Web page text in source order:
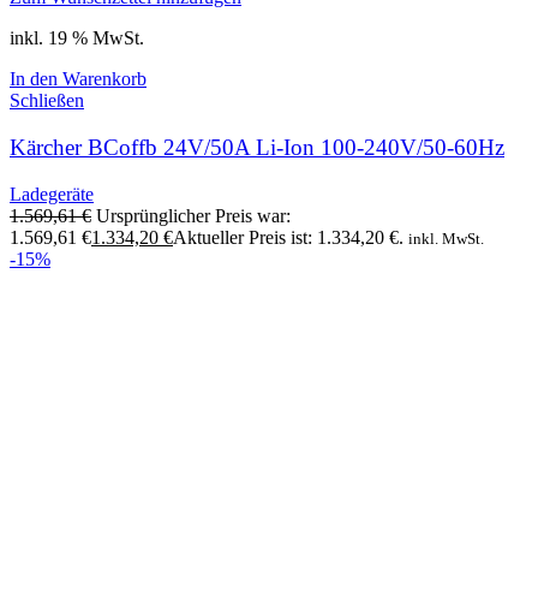
inkl. 19 % MwSt.
In den Warenkorb
Schließen
Kärcher BCoffb 24V/50A Li-Ion 100-240V/50-60Hz
Ladegeräte
1.569,61€ Ursprünglicher Preis war:
1.569,61 €1.334,20 €Aktueller Preis ist: 1.334,20 €. inkl. MwSt.
-15%